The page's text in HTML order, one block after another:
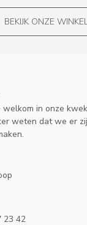
BEKIJK ONZE
in onze
weten dat we er
23 42